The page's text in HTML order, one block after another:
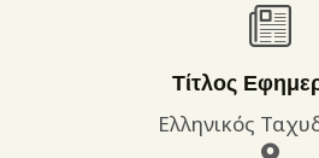
ΨΗΦΙΑΚΌ ΑΡΧΕΊΟ
ΔΡΑΣΤΗΡΙΟΤΗΤΕΣ
ΕΠΙΚΟΙΝΩΝΊΑ
Τίτλος
Ελληνικός